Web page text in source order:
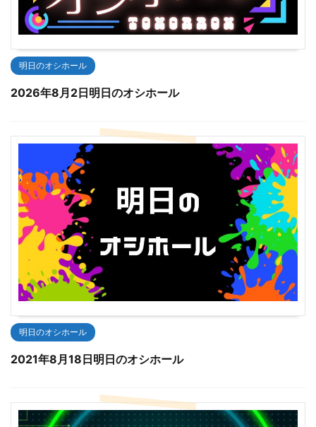
明日のオシホール
2026年8月2日明日のオシホール
明日のオシホール
2021年8月18日明日のオシホール